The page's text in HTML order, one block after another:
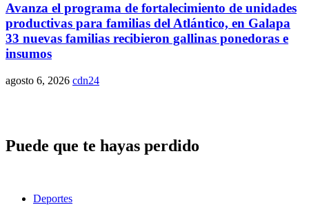
Avanza el programa de fortalecimiento de unidades
productivas para familias del Atlántico, en Galapa
33 nuevas familias recibieron gallinas ponedoras e
insumos
agosto 6, 2026 cdn24
Puede que te hayas perdido
Deportes